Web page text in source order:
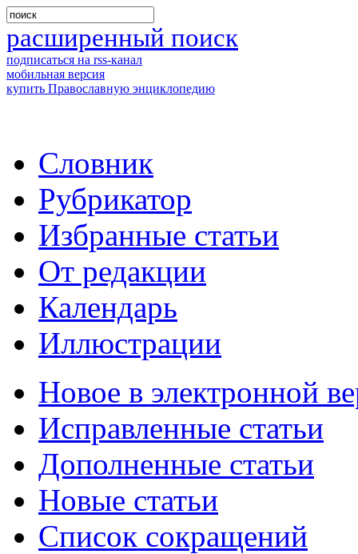
расширенный поиск
подписаться на rss-канал
мобильная версия
купить Православную энциклопедию
Словник
Рубрикатор
Избранные статьи
От редакции
Календарь
Иллюстрации
Новое в электронной
Исправленные статьи
Дополненные статьи
Новые статьи
Список сокращений